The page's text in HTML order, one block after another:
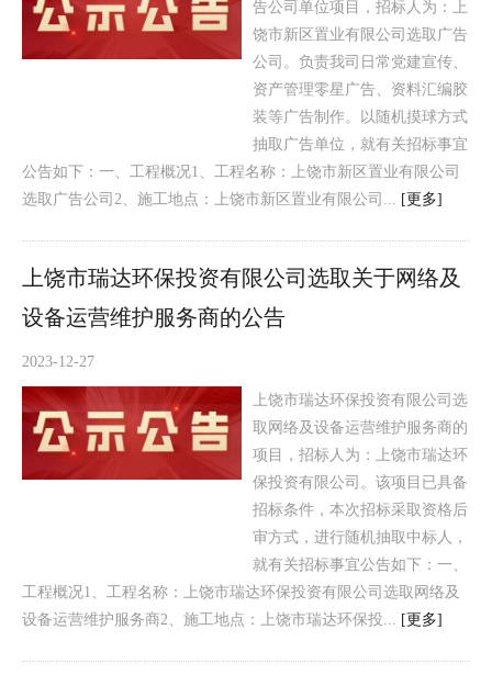
告公司单位项目，招标人为：上
饶市新区置业有限公司选取广告
公司。负责我司日常党建宣传、
资产管理零星广告、资料汇编胶
装等广告制作。以随机摸球方式
抽取广告单位，就有关招标事宜
公告如下：一、工程概况1、工程名称：上饶市新区置业有限公司
选取广告公司2、施工地点：上饶市新区置业有限公司... [更多]
上饶市瑞达环保投资有限公司选取关于网络及
设备运营维护服务商的公告
2023-12-27
上饶市瑞达环保投资有限公司选
取网络及设备运营维护服务商的
项目，招标人为：上饶市瑞达环
保投资有限公司。该项目已具备
招标条件，本次招标采取资格后
审方式，进行随机抽取中标人，
就有关招标事宜公告如下：一、
工程概况1、工程名称：上饶市瑞达环保投资有限公司选取网络及
设备运营维护服务商2、施工地点：上饶市瑞达环保投... [更多]